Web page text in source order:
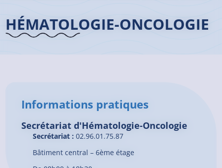
HÉMATOLOGIE-ONCOLOGIE
Informations pratiques
Secrétariat d'Hématologie-Oncologie
Secrétariat : 02.96.01.75.87
Bâtiment central – 6ème étage